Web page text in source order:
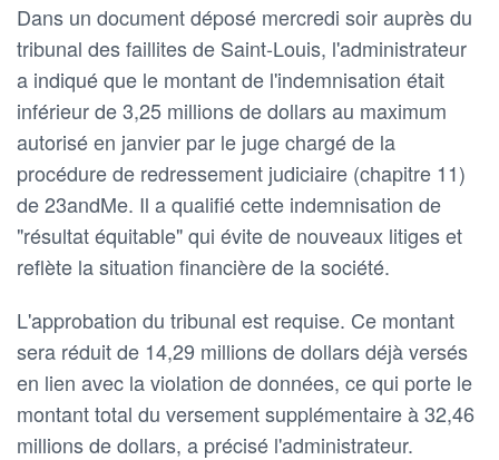
Dans un document déposé mercredi soir auprès du
tribunal des faillites de Saint-Louis, l'administrateur
a indiqué que le montant de l'indemnisation était
inférieur de 3,25 millions de dollars au maximum
autorisé en janvier par le juge chargé de la
procédure de redressement judiciaire (chapitre 11)
de 23andMe. Il a qualifié cette indemnisation de
"résultat équitable" qui évite de nouveaux litiges et
reflète la situation financière de la société.
L'approbation du tribunal est requise. Ce montant
sera réduit de 14,29 millions de dollars déjà versés
en lien avec la violation de données, ce qui porte le
montant total du versement supplémentaire à 32,46
millions de dollars, a précisé l'administrateur.